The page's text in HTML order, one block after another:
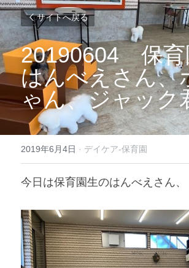
サイトへ戻る
20190604 保育
はんべえさん、
ゃん、ジャック
2019年6月4日 · デイケア-保育園
今日は保育園生のはんべえさん、